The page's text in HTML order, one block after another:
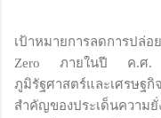
เป้าหมายการลดการปล่
Zero ภายในปี ค.ศ.
ภูมิรัฐศาสตร์และเศรษฐ
สำคัญของประเด็นควา